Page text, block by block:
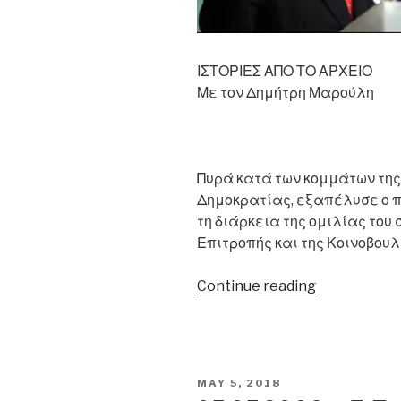
ΙΣΤΟΡΙΕΣ ΑΠΟ ΤΟ ΑΡΧΕΙΟ
Με τον Δημήτρη Μαρούλη
Πυρά κατά των κομμάτων
Δημοκρατίας, εξαπέλυσε ο
τη διάρκεια της ομιλίας του
Επιτροπής και της
Continue reading“15.05.1998
POSTED
MAY 5, 2018